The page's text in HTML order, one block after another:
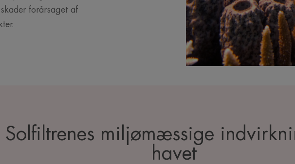
forårsaget af
Solfiltrenes miljømæssige
havet